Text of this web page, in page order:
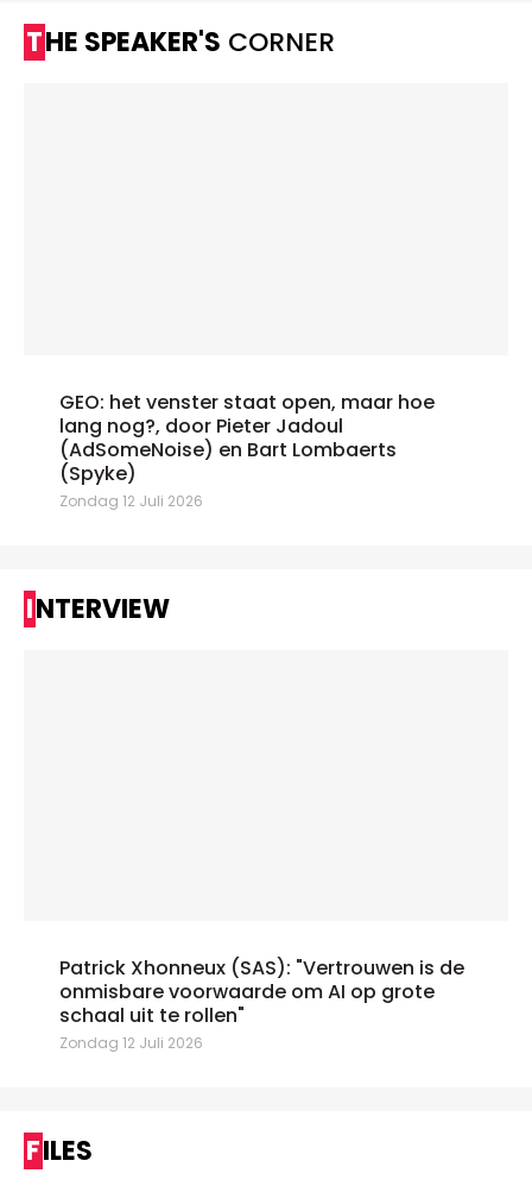
THE SPEAKER'S CORNER
GEO: het venster staat open, maar hoe
lang nog?, door Pieter Jadoul
(AdSomeNoise) en Bart Lombaerts
(Spyke)
Zondag 12 Juli 2026
INTERVIEW
Patrick Xhonneux (SAS): "Vertrouwen is de
onmisbare voorwaarde om AI op grote
schaal uit te rollen"
Zondag 12 Juli 2026
FILES